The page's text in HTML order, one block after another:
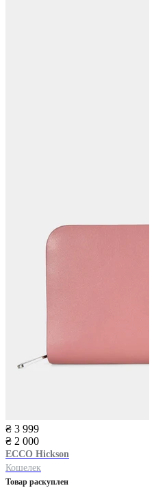
₴ 3 999
₴ 2 000
ECCO Hickson
Кошелек
Товар раскуплен